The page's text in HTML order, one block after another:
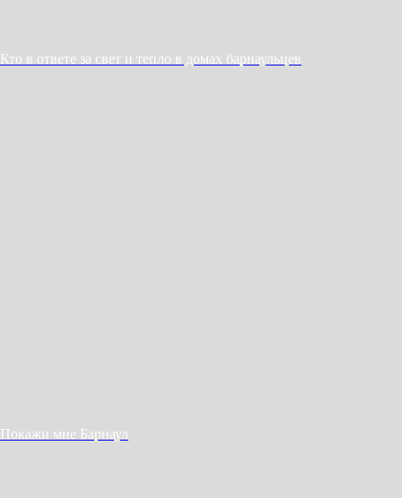
Кто в ответе за свет и тепло в домах барнаульцев
Покажи мне Барнаул